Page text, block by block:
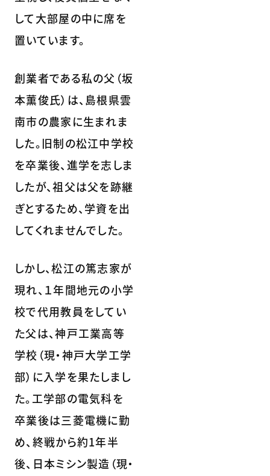
して大部屋の中に席を
置いています。
創業者である私の父（坂
本薫俊氏）は、島根県雲
南市の農家に生まれま
した。旧制の松江中学校
を卒業後、進学を志しま
したが、祖父は父を跡継
ぎとするため、学資を出
してくれませんでした。
しかし、松江の篤志家が
現れ、１年間地元の小学
校で代用教員をしてい
た父は、神戸工業高等
学校（現・神戸大学工学
部）に入学を果たしまし
た。工学部の電気科を
卒業後は三菱電機に勤
め、終戦から約1年半
後、日本ミシン製造（現・